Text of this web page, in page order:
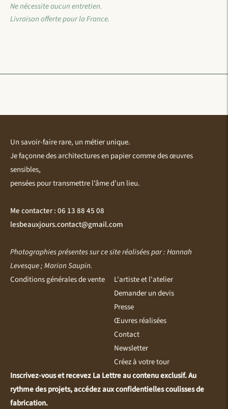
Ne nécessite aucun entretien.
Livraison offerte pour la France.
à
Un savoir-faire rare, un métier unique.
Je façonne des architectures en papier comme des œuvres
sensibles,
pensées pour transmettre l’âme d’un lieu.
Me contacter : 06 13 88 45 08
lesbeauxjours.contact@gmail.com
Photographies présentes sur ce site réalisées par : Hannah
Levesque ; Marion Saupin.
Conditions générales de vente
L'artiste et l'atelier
Demander un devis
Presse
Œuvres réalisées
Contact
Newsletter
Créez à votre tour
Inscrivez-vous et recevez La Lettre au contenu exclusif. Au
rythme des projets, accédez aux confidentielles coulisses de
fabrication.